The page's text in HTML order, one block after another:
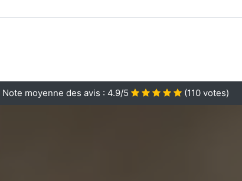
Note moyenne des avis : 4.9/5 (110 votes)